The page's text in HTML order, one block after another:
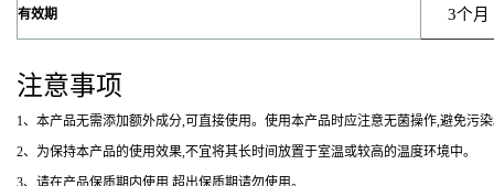
有效期 3个月
注意事项
1、本产品无需添加额外成分,可直接使用。使用本产品时应注意无菌操作,避免污
2、为保持本产品的使用效果,不宜将其长时间放置于室温或较高的温度环境中。
3、请在产品保质期内使用,超出保质期请勿使用。